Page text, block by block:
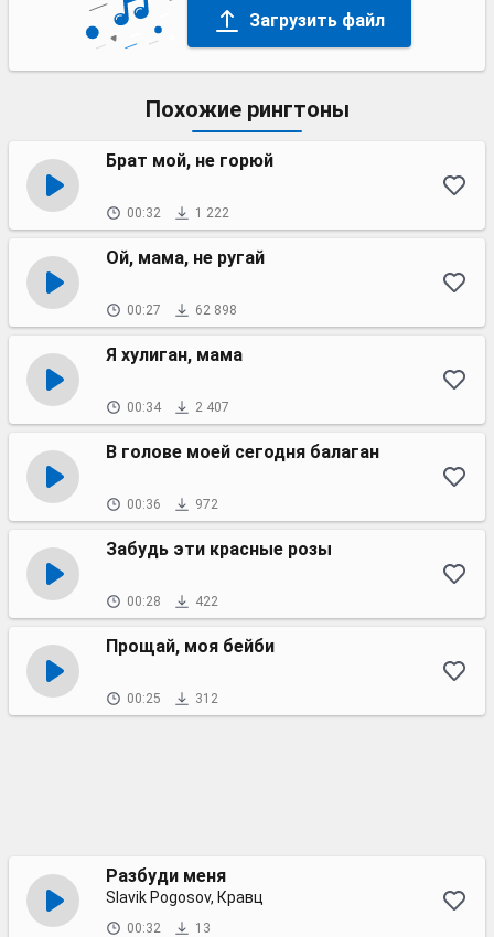
Загрузить файл
Похожие рингтоны
Брат мой, не горюй
00:32 1 222
Ой, мама, не ругай
00:27 62 898
Я хулиган, мама
00:34 2 407
В голове моей сегодня балаган
00:36 972
Забудь эти красные розы
00:28 422
Прощай, моя бейби
00:25 312
Разбуди меня
Slavik Pogosov, Кравц
00:32 13